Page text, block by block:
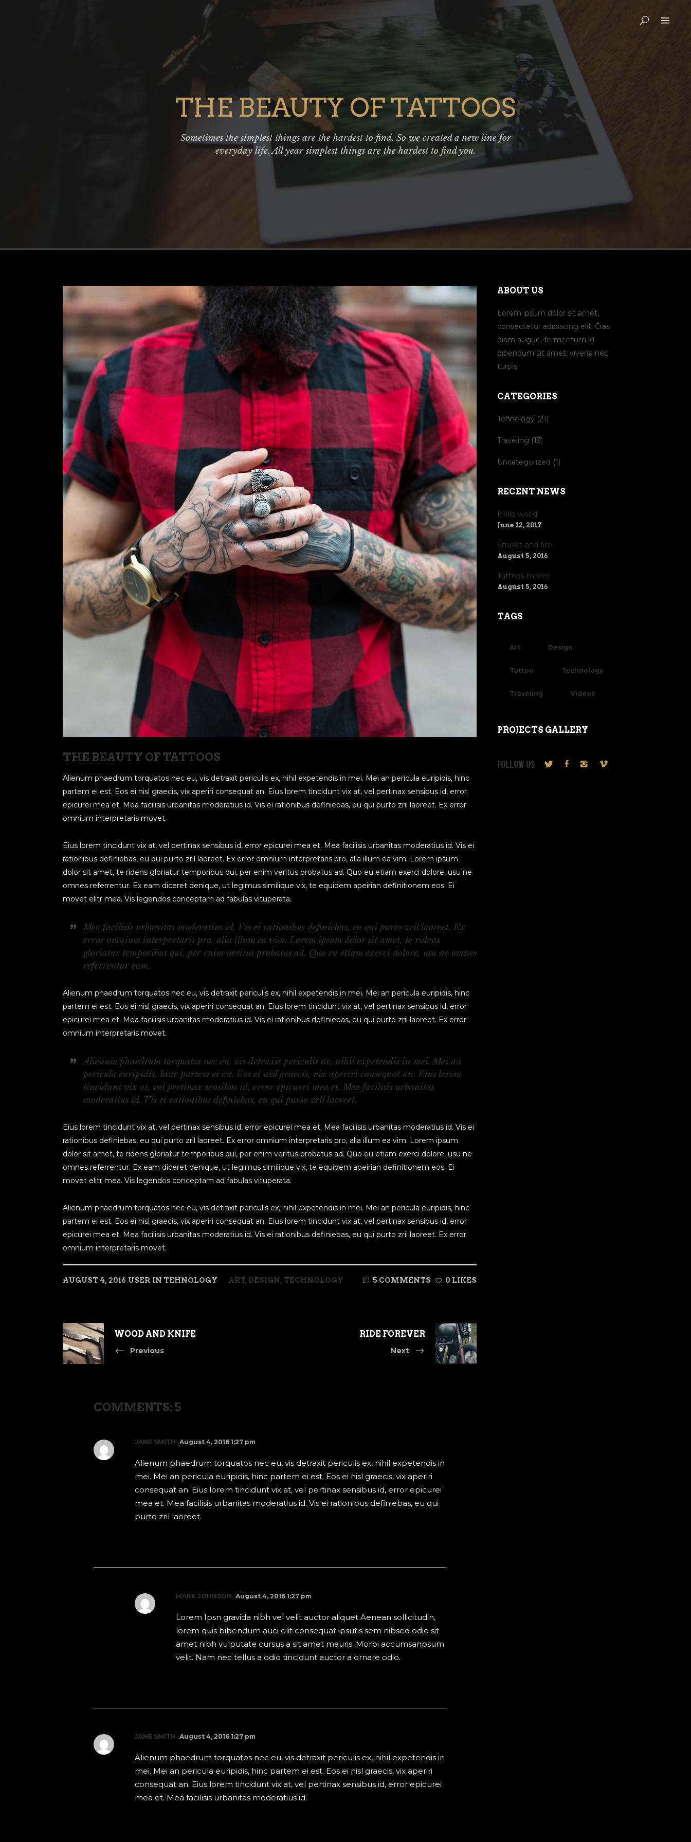
THE BEAUTY OF TATTOOS
Sometimes the simplest things are the hardest to find. So we created a new line for
everyday life. All year simplest things are the hardest to find you.
THE BEAUTY OF TATTOOS
Alienum phaedrum torquatos nec eu, vis detraxit periculis ex, nihil expetendis in mei. Mei an pericula euripidis, hinc
partem ei est. Eos ei nisl graecis, vix aperiri consequat an. Eius lorem tincidunt vix at, vel pertinax sensibus id, error
epicurei mea et. Mea facilisis urbanitas moderatius id. Vis ei rationibus definiebas, eu qui purto zril laoreet. Ex error
omnium interpretaris movet.
Eius lorem tincidunt vix at, vel pertinax sensibus id, error epicurei mea et. Mea facilisis urbanitas moderatius id. Vis ei
rationibus definiebas, eu qui purto zril laoreet. Ex error omnium interpretaris pro, alia illum ea vim. Lorem ipsum
dolor sit amet, te ridens gloriatur temporibus qui, per enim veritus probatus ad. Quo eu etiam exerci dolore, usu ne
omnes referrentur. Ex eam diceret denique, ut legimus similique vix, te equidem apeirian definitionem eos. Ei
movet elitr mea. Vis legendos conceptam ad fabulas vituperata.
Mea facilisis urbanitas moderatius id. Vis ei rationibus definiebas, eu qui purto zril laoreet. Ex
error omnium interpretaris pro, alia illum ea vim. Lorem ipsum dolor sit amet, te ridens
gloriatur temporibus qui, per enim veritus probatus ad. Quo eu etiam exerci dolore, usu ne omnes
referrentur eam.
Alienum phaedrum torquatos nec eu, vis detraxit periculis ex, nihil expetendis in mei. Mei an pericula euripidis, hinc
partem ei est. Eos ei nisl graecis, vix aperiri consequat an. Eius lorem tincidunt vix at, vel pertinax sensibus id, error
epicurei mea et. Mea facilisis urbanitas moderatius id. Vis ei rationibus definiebas, eu qui purto zril laoreet. Ex error
omnium interpretaris movet.
Alienum phaedrum torquatos nec eu, vis detraxit periculis ex, nihil expetendis in mei. Mei an
pericula euripidis, hinc partem ei est. Eos ei nisl graecis, vix aperiri consequat an. Eius lorem
tincidunt vix at, vel pertinax sensibus id, error epicurei mea et. Mea facilisis urbanitas
moderatius id. Vis ei rationibus definiebas, eu qui purto zril laoreet.
Eius lorem tincidunt vix at, vel pertinax sensibus id, error epicurei mea et. Mea facilisis urbanitas moderatius id. Vis ei
rationibus definiebas, eu qui purto zril laoreet. Ex error omnium interpretaris pro, alia illum ea vim. Lorem ipsum
dolor sit amet, te ridens gloriatur temporibus qui, per enim veritus probatus ad. Quo eu etiam exerci dolore, usu ne
omnes referrentur. Ex eam diceret denique, ut legimus similique vix, te equidem apeirian definitionem eos. Ei
movet elitr mea. Vis legendos conceptam ad fabulas vituperata.
Alienum phaedrum torquatos nec eu, vis detraxit periculis ex, nihil expetendis in mei. Mei an pericula euripidis, hinc
partem ei est. Eos ei nisl graecis, vix aperiri consequat an. Eius lorem tincidunt vix at, vel pertinax sensibus id, error
epicurei mea et. Mea facilisis urbanitas moderatius id. Vis ei rationibus definiebas, eu qui purto zril laoreet. Ex error
omnium interpretaris movet.
AUGUST 4, 2016 USER IN TEHNOLOGY ART, DESIGN, TECHNOLOGY 5 COMMENTS 0 LIKES
WOOD AND KNIFE
Previous
RIDE FOREVER
Next
COMMENTS: 5
JANE SMITH August 4, 2016 1:27 pm
Alienum phaedrum torquatos nec eu, vis detraxit periculis ex, nihil expetendis in
mei. Mei an pericula euripidis, hinc partem ei est. Eos ei nisl graecis, vix aperiri
consequat an. Eius lorem tincidunt vix at, vel pertinax sensibus id, error epicurei
mea et. Mea facilisis urbanitas moderatius id. Vis ei rationibus definiebas, eu qui
purto zril laoreet.
MARK JOHNSON August 4, 2016 1:27 pm
Lorem Ipsn gravida nibh vel velit auctor aliquet.Aenean sollicitudin,
lorem quis bibendum auci elit consequat ipsutis sem nibsed odio sit
amet nibh vulputate cursus a sit amet mauris. Morbi accumsanpsum
velit. Nam nec tellus a odio tincidunt auctor a ornare odio.
JANE SMITH August 4, 2016 1:27 pm
Alienum phaedrum torquatos nec eu, vis detraxit periculis ex, nihil expetendis in
mei. Mei an pericula euripidis, hinc partem ei est. Eos ei nisl graecis, vix aperiri
consequat an. Eius lorem tincidunt vix at, vel pertinax sensibus id, error epicurei
mea et. Mea facilisis urbanitas moderatius id.
ABOUT US
Lorem ipsum dolor sit amet,
consectetur adipiscing elit. Cras
diam augue, fermentum id
bibendum sit amet, viverra nec
turpis.
CATEGORIES
Tehnology (21)
Traveling (13)
Uncategorized (1)
RECENT NEWS
Hello world!
June 12, 2017
Smoke and fire
August 5, 2016
Tattoos maker
August 5, 2016
TAGS
Art Design
Tattoo Technology
Traveling Videos
PROJECTS GALLERY
FOLLOW US